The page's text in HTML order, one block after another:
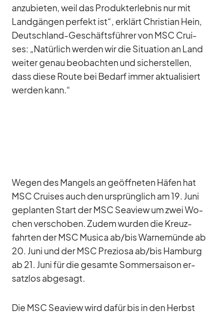
an­zu­bie­ten, weil das Pro­dukt­er­leb­nis nur mit
Land­gän­gen per­fekt ist“, er­klärt Chris­tian Hein,
Deutsch­land-Ge­schäfts­füh­rer von MSC Crui­
ses: „Na­tür­lich wer­den wir die Si­tua­tion an Land
wei­ter ge­nau be­ob­ach­ten und si­cher­stel­len,
dass diese Route bei Be­darf im­mer ak­tua­li­siert
wer­den kann.“
We­gen des Man­gels an ge­öff­ne­ten Hä­fen hat
MSC Crui­ses auch den ur­sprüng­lich am 19. Juni
ge­plan­ten Start der MSC Sea­view um zwei Wo­
chen ver­scho­ben. Zu­dem wur­den die Kreuz­
fahr­ten der MSC Mu­sica ab/​bis War­ne­münde ab
20. Juni und der MSC Pre­ziosa ab/​bis Ham­burg
ab 21. Juni für die ge­samte Som­mer­sai­son er­
satz­los ab­ge­sagt.
Die MSC Sea­view wird da­für bis in den Herbst